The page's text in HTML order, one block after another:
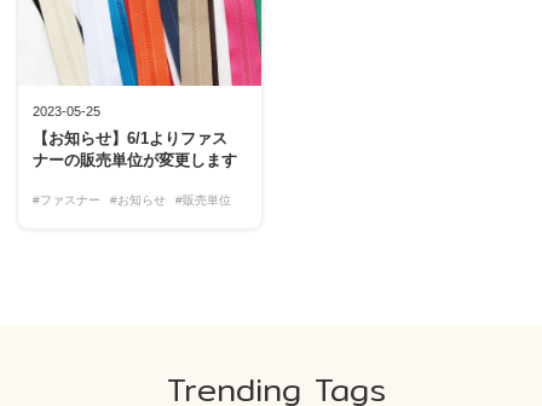
2023-05-25
【お知らせ】6/1よりファス
ナーの販売単位が変更します
#ファスナー #お知らせ #販売単位
Trending Tags